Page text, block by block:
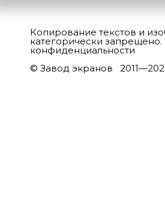
Копирование текстов и
категорически
конфиденциальности
© Завод экранов